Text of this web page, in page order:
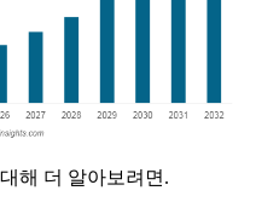
해 더 알아보려면.